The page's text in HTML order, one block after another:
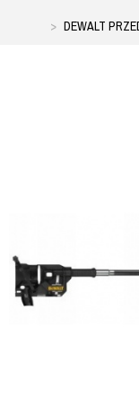
DEWALT